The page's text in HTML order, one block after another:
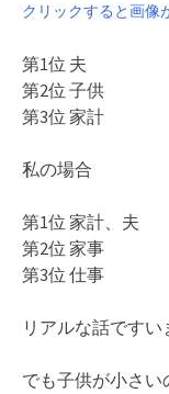
クリックすると画像
第1位 夫
第2位 子供
第3位 家計
私の場合
第1位 家計、夫
第2位 家事
第3位 仕事
リアルな話ですい
でも子供が小さ